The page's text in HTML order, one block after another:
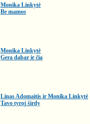
Monika Linkytė
Be mamos
Monika Linkytė
Gera dabar ir čia
Linas Adomaitis ir Monika Linkytė
Tavo tyroj širdy